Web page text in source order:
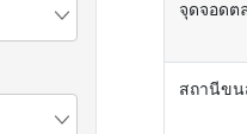
จุดจอดต
สถานีขน